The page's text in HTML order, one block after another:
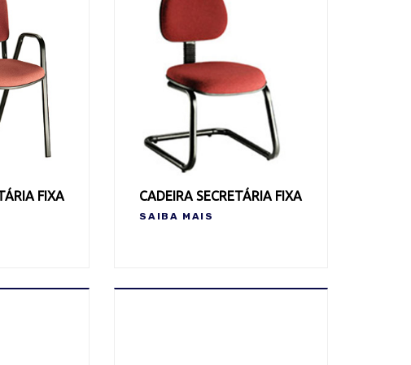
FIXA CADEIRA SECRETÁRIA FIXA
SAIBA MAIS